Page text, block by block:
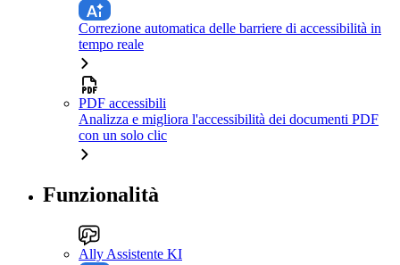
Correzione automatica delle barriere di accessibilità in
tempo reale
PDF accessibili
Analizza e migliora l'accessibilità dei documenti PDF
con un solo clic
Funzionalità
Ally Assistente KI